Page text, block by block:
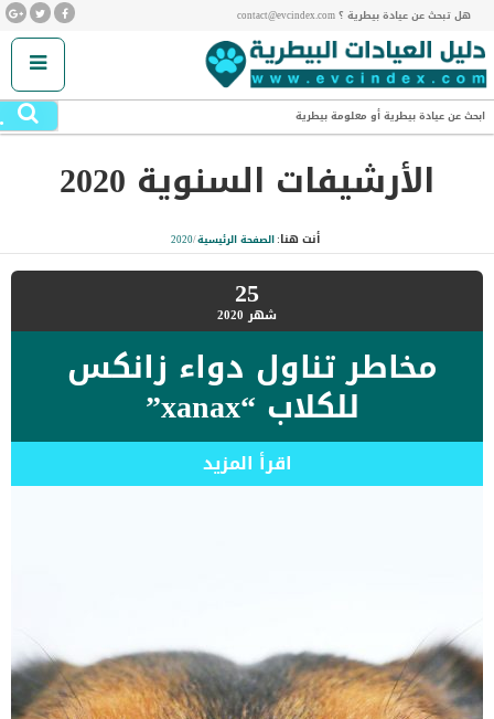
هل تبحث عن عيادة بيطرية ؟ contact@evcindex.com
ابحث عن عيادة بيطرية أو معلومة بيطرية
الأرشيفات السنوية 2020
أنت هنا:الصفحة الرئيسية/
2020
25شهر 2020
مخاطر تناول دواء زانكس
للكلاب “xanax”
اقرأ المزيد